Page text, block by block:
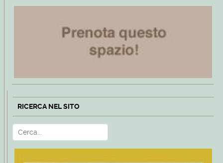
RICERCA NEL SITO
Cerca Type 2 or more characters for